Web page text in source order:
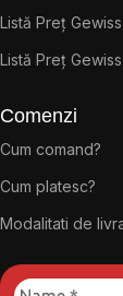
Listă Preț
Listă Preț
Comenzi
Cum comand?
Cum platesc?
Modalitati de